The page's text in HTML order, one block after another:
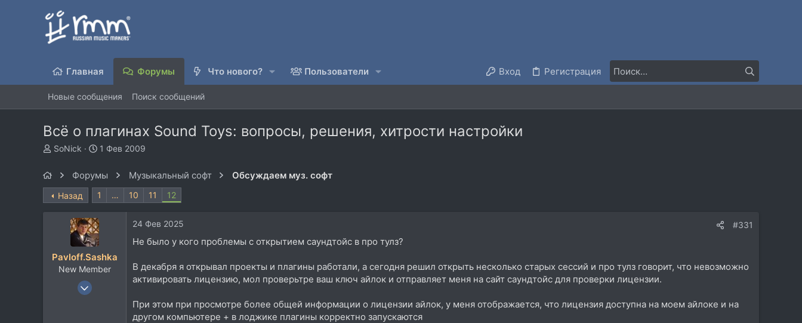
Главная Форумы Что нового? Пользователи Вход Регистрация
Новые сообщения Поиск сообщений
Всё о плагинах Sound Toys: вопросы, решения, хитрости настройки
А
р
т
SoNick
Д
а
н
а
1 Фев 2009
Форумы Музыкальный софт Обсуждаем муз. софт
Назад 1 … 10 11 12
Pavloff.Sashka
New Member
20 Май 2013
24 Фев 2025 #331
Не было у кого проблемы с открытием саундтойс в про тулз?
В декабря я открывал проекты и плагины работали, а сегодня решил открыть несколько старых сессий и про тулз говорит, что невозможно
активировать лицензию, мол проверьтре ваш ключ айлок и отправляет меня на сайт саундтойс для проверки лицензии.
При этом при просмотре более общей информации о лицензии айлок, у меня отображается, что лицензия доступна на моем айлоке и на
другом компьютере + в лоджике плагины корректно запускаются